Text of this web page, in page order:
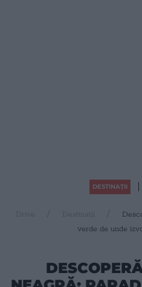
DESTINAȚII
Drive
verde de unde